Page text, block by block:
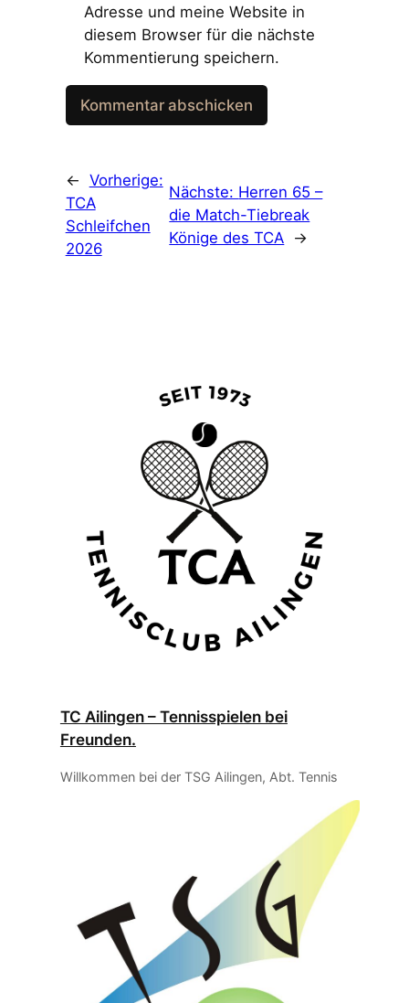
Adresse und meine Website in
diesem Browser für die nächste
Kommentierung speichern.
← Vorherige:
TCA
Schleifchen
2026
Nächste: Herren 65 –
die Match-Tiebreak
Könige des TCA →
TC Ailingen – Tennisspielen bei
Freunden.
Willkommen bei der TSG Ailingen, Abt. Tennis